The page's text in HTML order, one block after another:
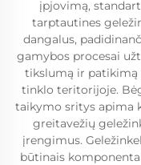
įpjovimą,
tarptautines
dangalus,
gamybos procesai
tikslumą ir patikimą
tinklo teritorijoje.
taikymo sritys apima
greitavežių
įrengimus.
būtinais